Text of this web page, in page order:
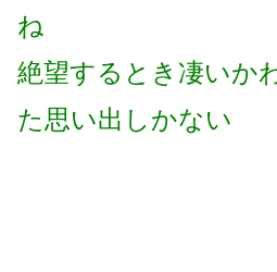
ね
絶望するとき凄いか
た思い出しかない